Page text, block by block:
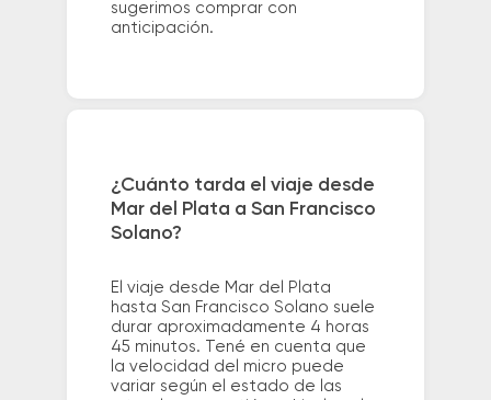
sugerimos comprar con
anticipación.
¿Cuánto tarda el viaje desde
Mar del Plata a San Francisco
Solano?
El viaje desde Mar del Plata
hasta San Francisco Solano suele
durar aproximadamente 4 horas
45 minutos. Tené en cuenta que
la velocidad del micro puede
variar según el estado de las